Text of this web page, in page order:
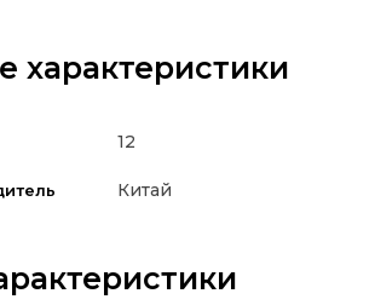
характеристики
12
Китай